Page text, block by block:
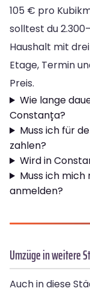
105 € pro
solltest du
Haushalt mit
Etage, Termin
Preis.
Wie lange
Constanța?
Muss ich für
zahlen?
Wird in
Muss ich
anmelden?
Umzüge in weitere
Auch in diese